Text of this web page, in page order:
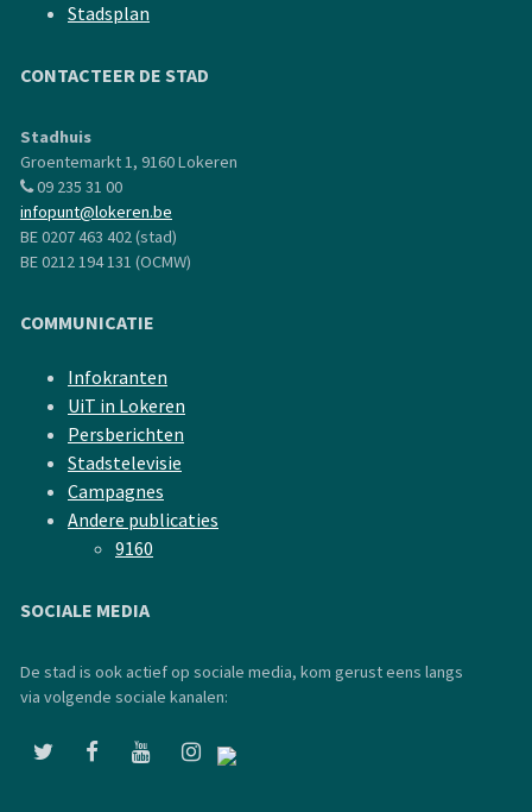
Stadsplan
CONTACTEER DE STAD
Stadhuis
Groentemarkt 1, 9160 Lokeren
09 235 31 00
infopunt@lokeren.be
BE 0207 463 402 (stad)
BE 0212 194 131 (OCMW)
COMMUNICATIE
Infokranten
UiT in Lokeren
Persberichten
Stadstelevisie
Campagnes
Andere publicaties
9160
SOCIALE MEDIA
De stad is ook actief op sociale media, kom gerust eens langs
via volgende sociale kanalen: